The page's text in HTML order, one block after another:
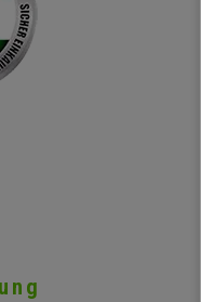
elastisches Gewebe passt
sich der
Körperbewegung an.
Klare Kaufempfehlung!